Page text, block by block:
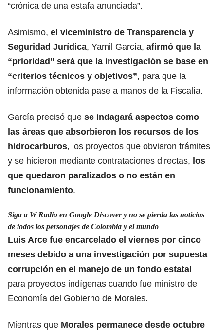
“crónica de una estafa anunciada”.
Asimismo, el viceministro de Transparencia y
Seguridad Jurídica, Yamil García, afirmó que la
“prioridad” será que la investigación se base en
“criterios técnicos y objetivos”, para que la
información obtenida pase a manos de la Fiscalía.
García precisó que se indagará aspectos como
las áreas que absorbieron los recursos de los
hidrocarburos, los proyectos que obviaron trámites
y se hicieron mediante contrataciones directas, los
que quedaron paralizados o no están en
funcionamiento.
Siga a W Radio en Google Discover y no se pierda las noticias
de todos los personajes de Colombia y el mundo
Luis Arce fue encarcelado el viernes por cinco
meses debido a una investigación por supuesta
corrupción en el manejo de un fondo estatal
para proyectos indígenas cuando fue ministro de
Economía del Gobierno de Morales.
Mientras que Morales permanece desde octubre